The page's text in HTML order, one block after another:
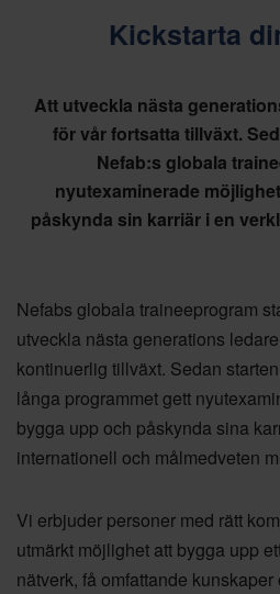
Kickstarta
Att utveckla nästa
för vår fortsatta tillväxt.
Nefab:s globala
nyutexaminerade
påskynda sin karriär i en
Nefabs globala traineeprogram
utveckla nästa generations
kontinuerlig tillväxt. Sedan
långa programmet gett
bygga upp och påskynda sina
internationell och målmedveten
Vi erbjuder personer med rätt
utmärkt möjlighet att bygga upp
nätverk, få omfattande